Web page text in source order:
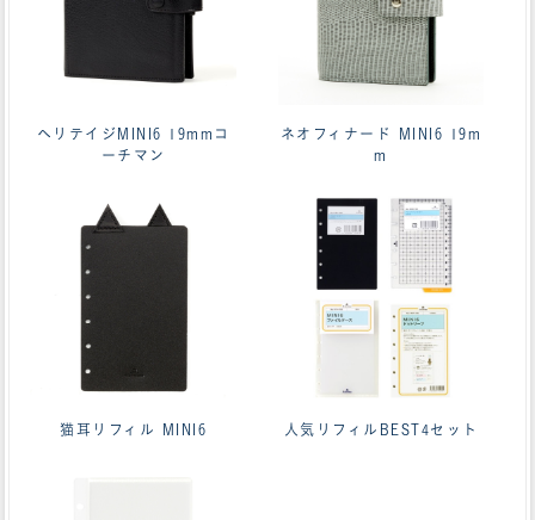
ヘリテイジMINI6 19mmコ
ーチマン
ネオフィナード MINI6 19m
m
猫耳リフィル MINI6 人気リフィルBEST4セット